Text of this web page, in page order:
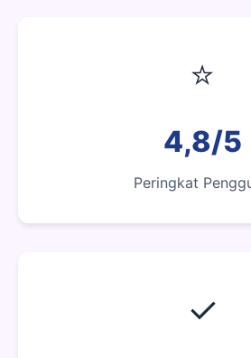
⭐
4,8/5
Peringkat
✓